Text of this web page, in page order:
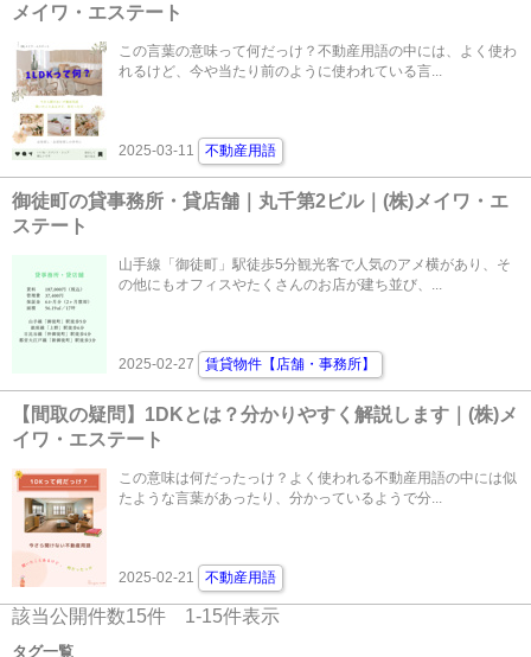
メイワ・エステート
この言葉の意味って何だっけ？不動産用語の中には、よく使わ
れるけど、今や当たり前のように使われている言...
2025-03-11 不動産用語
御徒町の貸事務所・貸店舗｜丸千第2ビル｜(株)メイワ・エ
ステート
山手線「御徒町」駅徒歩5分観光客で人気のアメ横があり、そ
の他にもオフィスやたくさんのお店が建ち並び、...
2025-02-27 賃貸物件【店舗・事務所】
【間取の疑問】1DKとは？分かりやすく解説します｜(株)メ
イワ・エステート
この意味は何だったっけ？よく使われる不動産用語の中には似
たような言葉があったり、分かっているようで分...
2025-02-21 不動産用語
該当公開件数15件 1-15件表示
タグ一覧